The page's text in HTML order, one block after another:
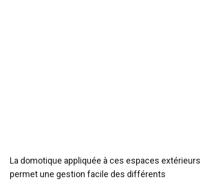
La domotique appliquée à ces espaces extérieurs
permet une gestion facile des différents